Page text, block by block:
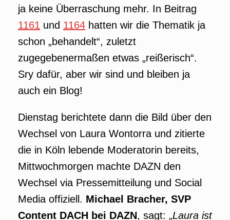
ja keine Überraschung mehr. In Beitrag
1161 und 1164 hatten wir die Thematik ja
schon „behandelt“, zuletzt
zugegebenermaßen etwas „reißerisch“.
Sry dafür, aber wir sind und bleiben ja
auch ein Blog!
Dienstag berichtete dann die Bild über den
Wechsel von Laura Wontorra und zitierte
die in Köln lebende Moderatorin bereits,
Mittwochmorgen machte DAZN den
Wechsel via Pressemitteilung und Social
Media offiziell. Michael Bracher, SVP
Content DACH bei DAZN, sagt: „Laura ist